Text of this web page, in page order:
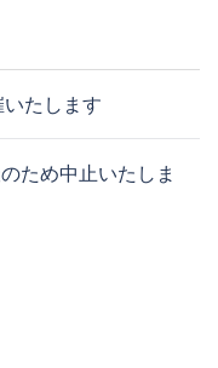
たします
ため中止いたしま